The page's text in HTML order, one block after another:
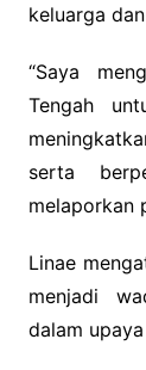
keluarga
“Saya
Tengah
serta
melaporkan
Linae
menjadi
dalam